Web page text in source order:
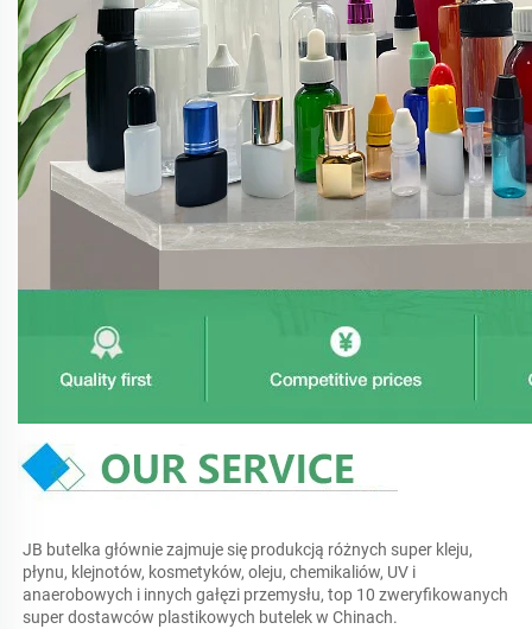
JB butelka głównie zajmuje się produkcją różnych super kleju,
płynu, klejnotów, kosmetyków, oleju, chemikaliów, UV i
anaerobowych i innych gałęzi przemysłu, top 10 zweryfikowanych
super dostawców plastikowych butelek w Chinach.